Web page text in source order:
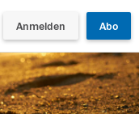
Anmelden Abo